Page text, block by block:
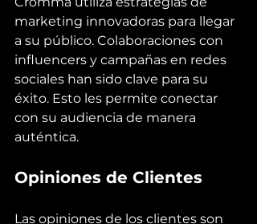
marketing innovadoras para llegar
a su público. Colaboraciones con
influencers y campañas en redes
sociales han sido clave para su
éxito. Esto les permite conectar
con su audiencia de manera
auténtica.
Opiniones de Clientes
Las opiniones de los clientes son